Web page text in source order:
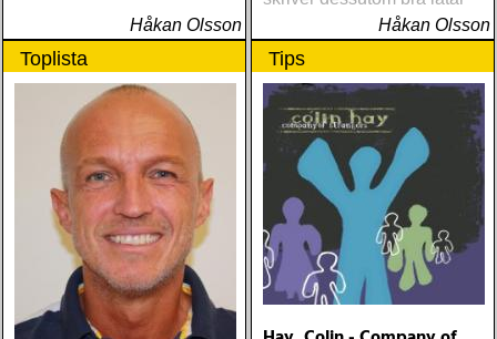
Håkan Olsson
Håkan Olsson
Toplista Tips